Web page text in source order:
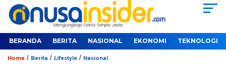
BERANDA BERITA NASIONAL EKONOMI TEKNOLOGI
Home / Berita / Lifestyle / Nasional